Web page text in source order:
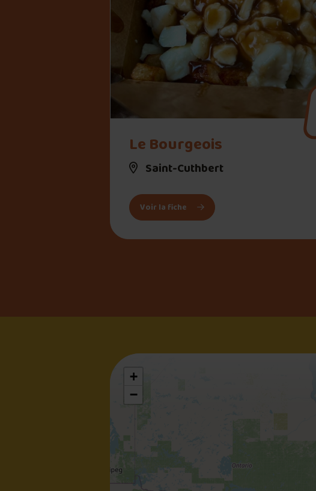
Le Bourgeois
Saint-Cuthbert
Voir la fiche : Le Bourgeois
+
−